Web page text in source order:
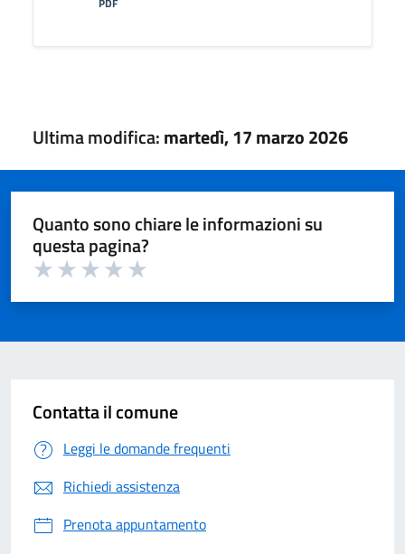
Ultima modifica:martedì, 17 marzo 2026
Quanto sono chiare le informazioni su
questa pagina?
Contatta il comune
Leggi le domande frequenti
Richiedi assistenza
Prenota appuntamento